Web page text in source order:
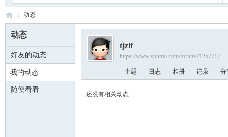
数 ›
动态
动态
好友的动态
我的动态
随便看看
tjzlf
https://www.shumo.com/forum/?1257717
主题 日志 相册 记录 分
还没有相关动态